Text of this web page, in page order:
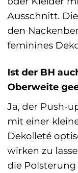
Ausschnitt.
den
feminines
Ist der BH
Oberweite
Ja, der Push-
mit einer
Dekolleté
wirken zu
die